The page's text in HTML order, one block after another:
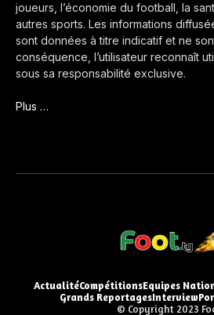
joueurs, l’économie du football, la
autres sports. Les informations
sont données à titre indicatif et ne
conséquence, l’utilisateur reconnaît
sous sa responsabilité exclusive.
Plus …
ActualitéCompétitionsEquipes
Grands ReportagesInterview
© Copyright 2023